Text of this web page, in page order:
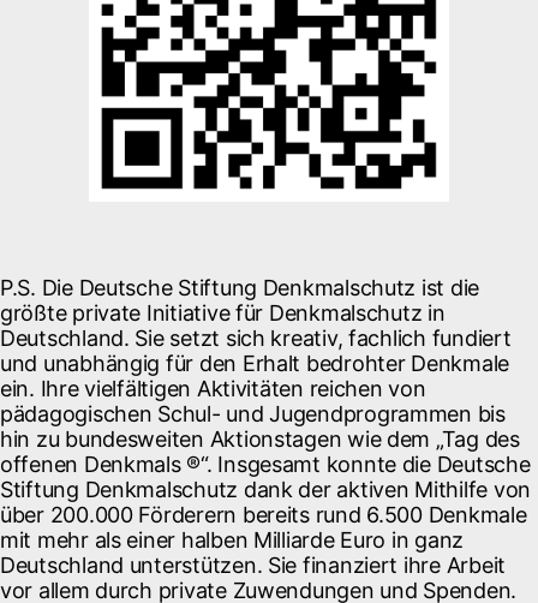
P.S. Die Deutsche Stiftung Denkmalschutz ist die
größte private Initiative für Denkmalschutz in
Deutschland. Sie setzt sich kreativ, fachlich fundiert
und unabhängig für den Erhalt bedrohter Denkmale
ein. Ihre vielfältigen Aktivitäten reichen von
pädagogischen Schul- und Jugendprogrammen bis
hin zu bundesweiten Aktionstagen wie dem „Tag des
offenen Denkmals ®“. Insgesamt konnte die Deutsche
Stiftung Denkmalschutz dank der aktiven Mithilfe von
über 200.000 Förderern bereits rund 6.500 Denkmale
mit mehr als einer halben Milliarde Euro in ganz
Deutschland unterstützen. Sie finanziert ihre Arbeit
vor allem durch private Zuwendungen und Spenden.